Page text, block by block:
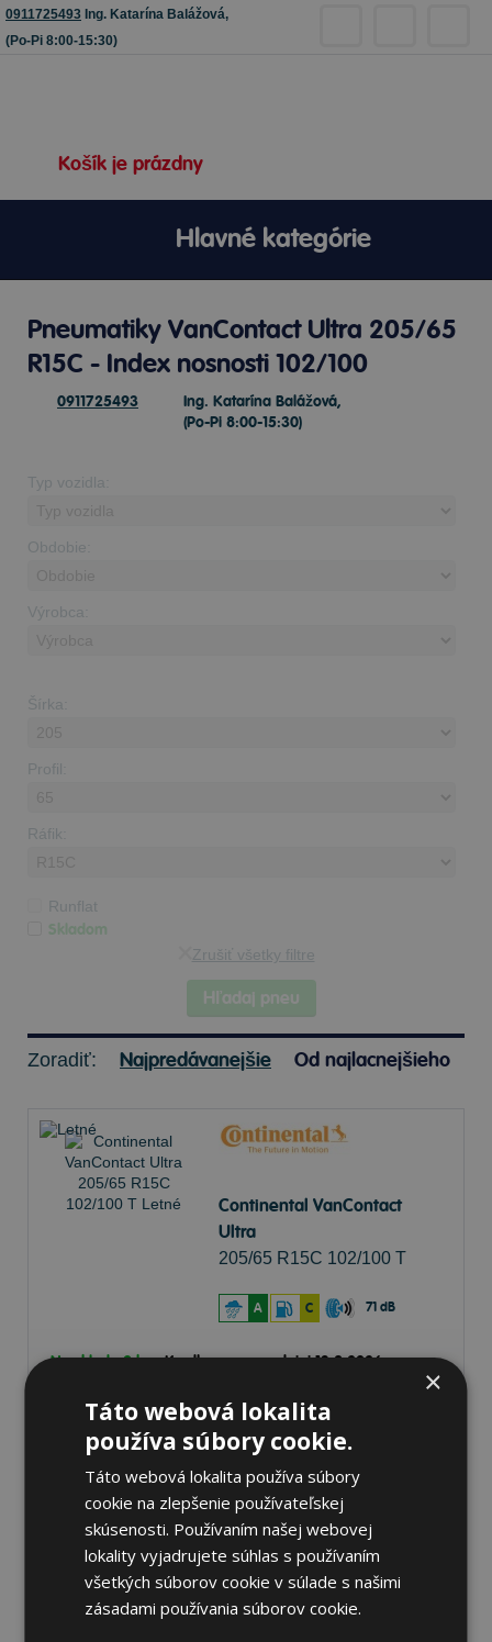
0911725493 Ing. Katarína Balážová,
(Po-Pi 8:00-15:30)
Košík je prázdny
Hlavné kategórie
Pneumatiky VanContact Ultra 205/65
R15C - Index nosnosti 102/100
0911725493
Ing. Katarína Balážová,
(Po-Pi 8:00-15:30)
Typ vozidla:
Obdobie:
Výrobca:
Šírka:
Profil:
Ráfik:
Runflat
Skladom
Zrušiť všetky filtre
Hľadaj pneu
Zoradiť: Najpredávanejšie Od najlacnejšieho
Continental VanContact
Ultra
205/65 R15C 102/100 T
A C 71 dB
Na sklade 9 ks-K odberu na predajni 13.8.2026
130,80 €
Pneumatiky
×
Táto webová lokalita
používa súbory cookie.
Táto webová lokalita používa súbory
cookie na zlepšenie používateľskej
skúsenosti. Používaním našej webovej
lokality vyjadrujete súhlas s používaním
všetkých súborov cookie v súlade s našimi
zásadami používania súborov cookie.